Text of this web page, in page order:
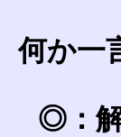
何か一
◎：